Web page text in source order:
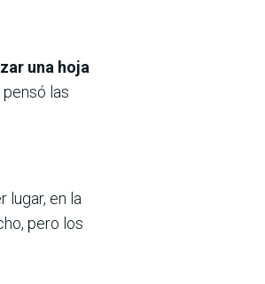
una hoja
las
lugar, en la
pero los